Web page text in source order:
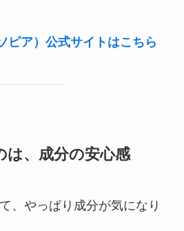
ピア）公式サイトはこちら
は、成分の安心感
、やっぱり成分が気になり